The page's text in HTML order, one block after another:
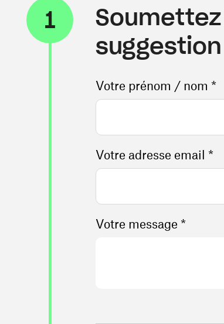
1
suggestion
Votre prénom / nom *
Votre adresse email *
Votre message *